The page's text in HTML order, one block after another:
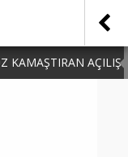
KAMAŞTIRAN AÇILIŞ